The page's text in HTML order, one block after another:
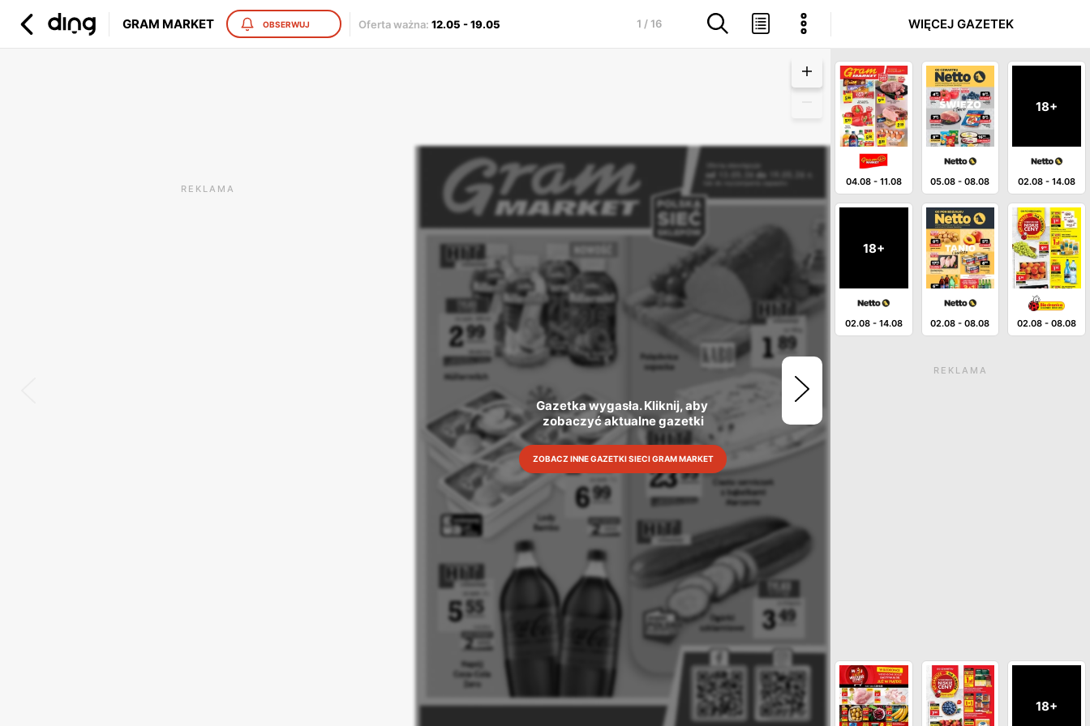
GRAM MARKET OBSERWUJ Oferta ważna: 12.05 -19.05 1 / 16
REKLAMA
Gazetka wygasła. Kliknij, aby
zobaczyć aktualne gazetki
ZOBACZ INNE GAZETKI SIECI GRAM MARKET
WIĘCEJ GAZETEK
04.08- 11.08 05.08 -08.08
18+
02.08 -14.08
18+
02.08- 14.08 02.08 -08.08 02.08 -08.08
REKLAMA
18+